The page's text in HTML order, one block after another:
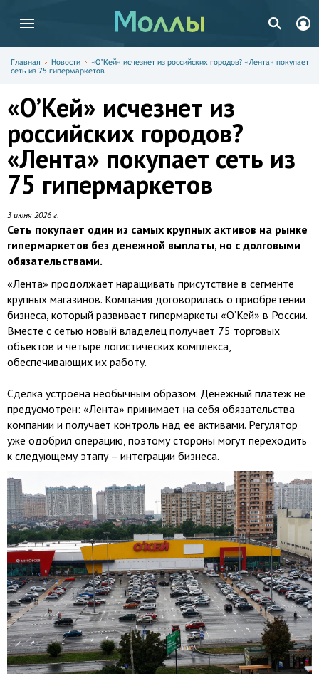
Главная Новости
«О’Кей» исчезнет из российских городов? «Лента» покупает
сеть из 75 гипермаркетов
«О’Кей» исчезнет из
российских городов?
«Лента» покупает сеть из
75 гипермаркетов
3 июня 2026 г.
Сеть покупает один из самых крупных активов на рынке
гипермаркетов без денежной выплаты, но с долговыми
обязательствами.
«Лента» продолжает наращивать присутствие в сегменте
крупных магазинов. Компания договорилась о приобретении
бизнеса, который развивает гипермаркеты «О’Кей» в России.
Вместе с сетью новый владелец получает 75 торговых
объектов и четыре логистических комплекса,
обеспечивающих их работу.
Сделка устроена необычным образом. Денежный платеж не
предусмотрен: «Лента» принимает на себя обязательства
компании и получает контроль над ее активами. Регулятор
уже одобрил операцию, поэтому стороны могут переходить
к следующему этапу – интеграции бизнеса.